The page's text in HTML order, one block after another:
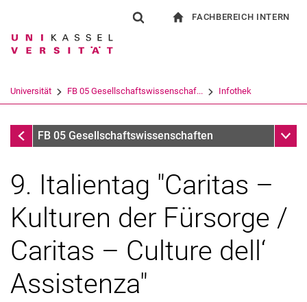
Springe direkt zu: Inhalt
Springe direkt zu: Suche
Springe direkt zu:
Suchbegriff
Suchen (öffnet externen Link in einem
FACHBEREICH INTERN
Universität FB 05 Gesellschaftswissenschaf... Infothek
InfothekFB 05 Gesellschaftswissenschaften
9. Italientag "Caritas –
Kulturen der Fürsorge /
Caritas – Culture dell‘
Assistenza"